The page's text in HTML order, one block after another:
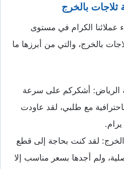
ثلاجات بالخرج
عملائنا الكرام في مستوى
بالخرج، والتي من أبرزها ما
الرياض: أشكركم على سرعة
باحترافية مع طلبي، لقد عاودت
يرام.
لقد كنت بحاجة إلى قطع
ولم أجدها بسعر مناسب إلا